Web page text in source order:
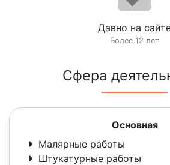
Давно на
Более 12 лет
Сфера
Основная
Малярные работы
Штукатурные работы